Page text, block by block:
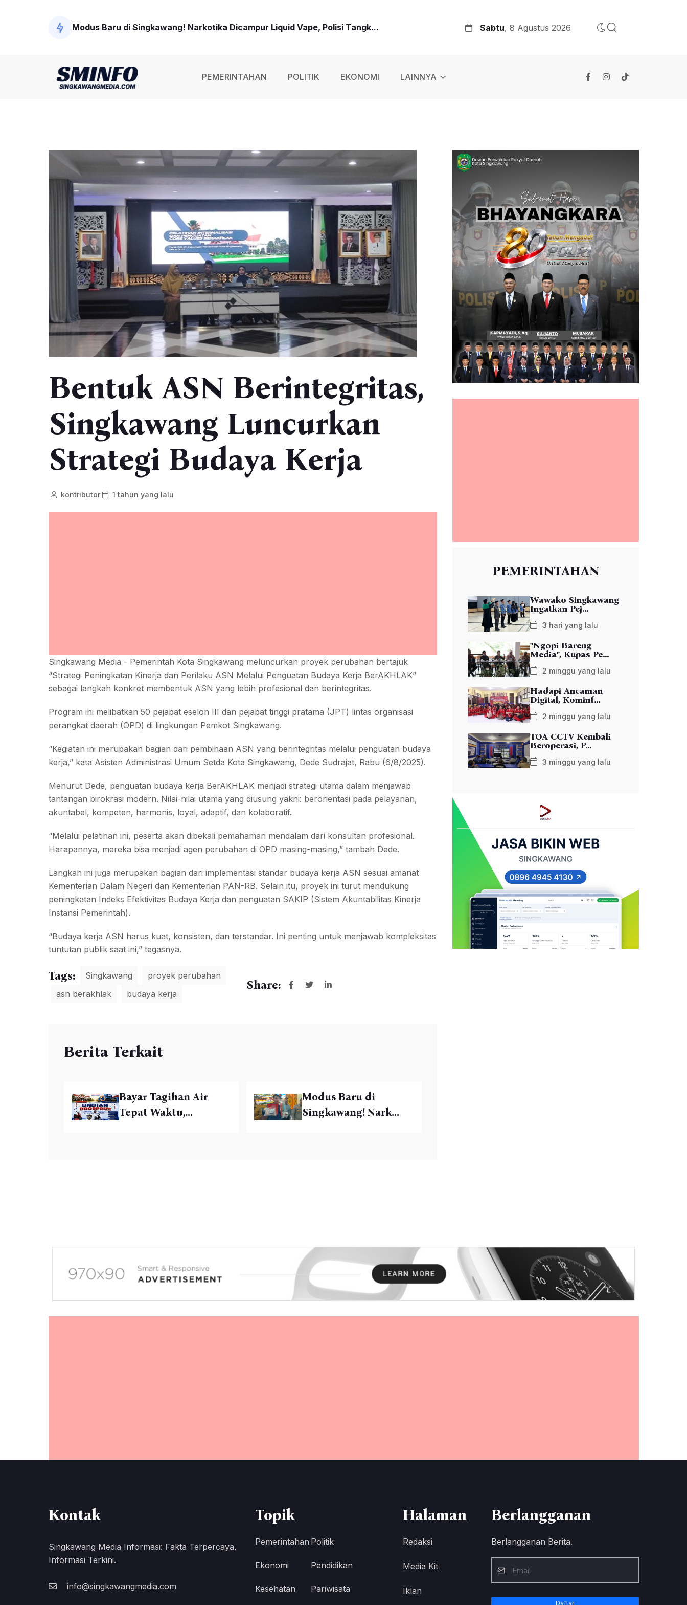
Modus Baru di Singkawang! Narkotika Dicampur Liquid Vape, Polisi Tangk... Sabtu, 8 Agustus 2026
PEMERINTAHAN POLITIK EKONOMI LAINNYA
Bentuk ASN Berintegritas,
Singkawang Luncurkan
Strategi Budaya Kerja
kontributor 1 tahun yang lalu
Singkawang Media - Pemerintah Kota Singkawang meluncurkan proyek perubahan bertajuk
“Strategi Peningkatan Kinerja dan Perilaku ASN Melalui Penguatan Budaya Kerja BerAKHLAK”
sebagai langkah konkret membentuk ASN yang lebih profesional dan berintegritas.
Program ini melibatkan 50 pejabat eselon III dan pejabat tinggi pratama (JPT) lintas organisasi
perangkat daerah (OPD) di lingkungan Pemkot Singkawang.
“Kegiatan ini merupakan bagian dari pembinaan ASN yang berintegritas melalui penguatan budaya
kerja,” kata Asisten Administrasi Umum Setda Kota Singkawang, Dede Sudrajat, Rabu (6/8/2025).
Menurut Dede, penguatan budaya kerja BerAKHLAK menjadi strategi utama dalam menjawab
tantangan birokrasi modern. Nilai-nilai utama yang diusung yakni: berorientasi pada pelayanan,
akuntabel, kompeten, harmonis, loyal, adaptif, dan kolaboratif.
“Melalui pelatihan ini, peserta akan dibekali pemahaman mendalam dari konsultan profesional.
Harapannya, mereka bisa menjadi agen perubahan di OPD masing-masing,” tambah Dede.
Langkah ini juga merupakan bagian dari implementasi standar budaya kerja ASN sesuai amanat
Kementerian Dalam Negeri dan Kementerian PAN-RB. Selain itu, proyek ini turut mendukung
peningkatan Indeks Efektivitas Budaya Kerja dan penguatan SAKIP (Sistem Akuntabilitas Kinerja
Instansi Pemerintah).
“Budaya kerja ASN harus kuat, konsisten, dan terstandar. Ini penting untuk menjawab kompleksitas
tuntutan publik saat ini,” tegasnya.
Tags: Singkawang
proyek perubahan
asn berakhlak
budaya kerja
Share:
Berita Terkait
Bayar Tagihan Air
Tepat Waktu,...
Modus Baru di
Singkawang! Nark...
PEMERINTAHAN
Wawako Singkawang
Ingatkan Pej...
3 hari yang lalu
"Ngopi Bareng
Media", Kupas Pe...
2 minggu yang lalu
Hadapi Ancaman
Digital, Kominf...
2 minggu yang lalu
TOA CCTV Kembali
Beroperasi, P...
3 minggu yang lalu
Kontak
Singkawang Media Informasi: Fakta Terpercaya,
Informasi Terkini.
info@singkawangmedia.com
Topik
Pemerintahan Politik
Ekonomi Pendidikan
Kesehatan Pariwisata
Halaman
Redaksi
Media Kit
Iklan
Berlangganan
Berlangganan Berita.
Daftar